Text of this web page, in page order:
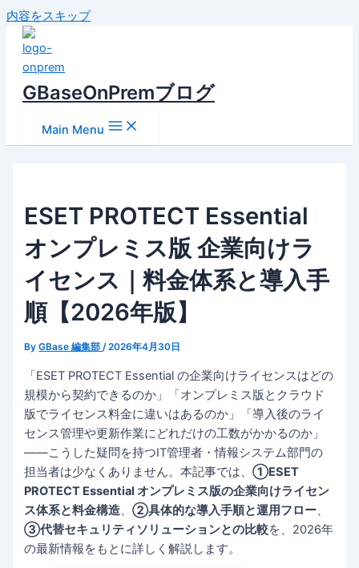
内容をスキップ
GBaseOnPremブログ
Main Menu
ESET PROTECT Essential
オンプレミス版 企業向けラ
イセンス｜料金体系と導入手
順【2026年版】
ByGBase 編集部/2026年4月30日
「ESET PROTECT Essential の企業向けライセンスはどの
規模から契約できるのか」「オンプレミス版とクラウド
版でライセンス料金に違いはあるのか」「導入後のライ
センス管理や更新作業にどれだけの工数がかかるのか」
——こうした疑問を持つIT管理者・情報システム部門の
担当者は少なくありません。本記事では、①ESET
PROTECT Essential オンプレミス版の企業向けライセン
ス体系と料金構造 、②具体的な導入手順と運用フロー
③代替セキュリティソリューションとの比較を、2026年
の最新情報をもとに詳しく解説します。